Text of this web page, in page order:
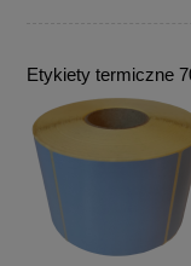
Etykiety termiczne